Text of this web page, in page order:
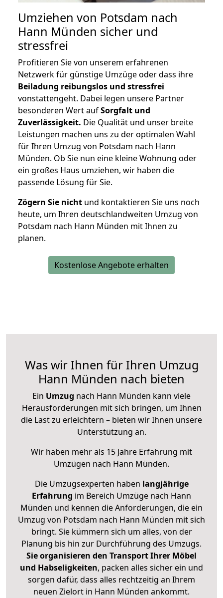
Umziehen von Potsdam nach
Hann Münden sicher und
stressfrei
Profitieren Sie von unserem erfahrenen
Netzwerk für günstige Umzüge oder dass ihre
Beiladung reibungslos und stressfrei
vonstattengeht. Dabei legen unsere Partner
besonderen Wert aufSorgfalt und
Zuverlässigkeit. Die Qualität und unser breite
Leistungen machen uns zu der optimalen Wahl
für Ihren Umzug von Potsdam nach Hann
Münden. Ob Sie nun eine kleine Wohnung oder
ein großes Haus umziehen, wir haben die
passende Lösung für Sie.
Zögern Sie nicht und kontaktieren Sie uns noch
heute, um Ihren deutschlandweiten Umzug von
Potsdam nach Hann Münden mit Ihnen zu
planen.
Kostenlose Angebote erhalten
Was wir Ihnen für Ihren Umzug
Hann Münden nach bieten
Ein Umzug nach Hann Münden kann viele
Herausforderungen mit sich bringen, um Ihnen
die Last zu erleichtern – bieten wir Ihnen unsere
Unterstützung an.
Wir haben mehr als 15 Jahre Erfahrung mit
Umzügen nach Hann Münden.
Die Umzugsexperten haben langjährige
Erfahrung im Bereich Umzüge nach Hann
Münden und kennen die Anforderungen, die ein
Umzug von Potsdam nach Hann Münden mit sich
bringt. Sie kümmern sich um alles, von der
Planung bis hin zur Durchführung des Umzugs.
Sie organisieren den Transport Ihrer Möbel
und Habseligkeiten, packen alles sicher ein und
sorgen dafür, dass alles rechtzeitig an Ihrem
neuen Zielort in Hann Münden ankommt.